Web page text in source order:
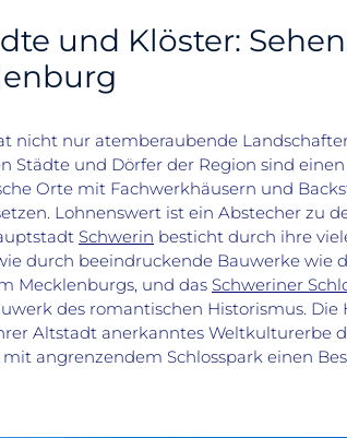
und Klöster:
nicht nur atemberaubende L
Städte und Dörfer der Region sind
Orte mit Fachwerkhäusern und
Lohnenswert ist ein Abstecher zu
Schwerin besticht durch ihre
durch beeindruckende Bauwerke wie
Mecklenburgs, und das Schweriner
des romantischen Historismus. Die
Altstadt anerkanntes Weltkulturerbe
mit angrenzendem Schlosspark einen